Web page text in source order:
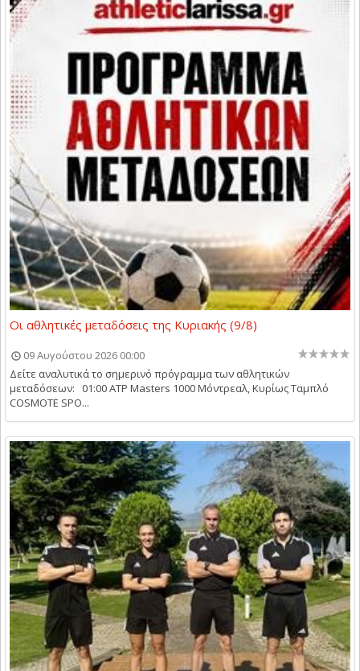
Οι αθλητικές μεταδόσεις της Κυριακής (9/8)
09 Αυγούστου 2026 00:00
Δείτε αναλυτικά το σημερινό πρόγραμμα των αθλητικών
μεταδόσεων: 01:00 ATP Masters 1000 Μόντρεαλ, Κυρίως Ταμπλό
COSMOTE SPO...